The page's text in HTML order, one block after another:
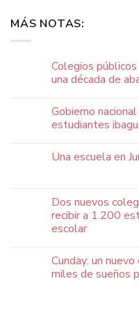
MÁS NOTAS:
Colegios
una década de
Gobierno
estudiantes
Una escuela en
Dos nuevos
recibir a 1.200
escolar
Cunday: un
miles de sueños